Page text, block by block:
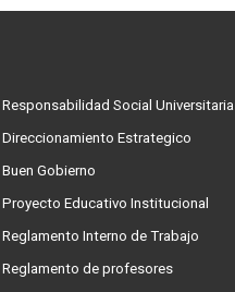
Responsabilidad Social Universitaria
Direccionamiento Estrategico
Buen Gobierno
Proyecto Educativo Institucional
Reglamento Interno de Trabajo
Reglamento de profesores